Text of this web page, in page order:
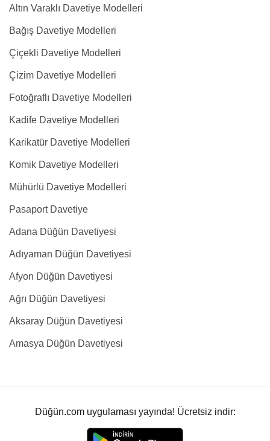
Altın Varaklı Davetiye Modelleri
Bağış Davetiye Modelleri
Çiçekli Davetiye Modelleri
Çizim Davetiye Modelleri
Fotoğraflı Davetiye Modelleri
Kadife Davetiye Modelleri
Karikatür Davetiye Modelleri
Komik Davetiye Modelleri
Mühürlü Davetiye Modelleri
Pasaport Davetiye
Adana Düğün Davetiyesi
Adıyaman Düğün Davetiyesi
Afyon Düğün Davetiyesi
Ağrı Düğün Davetiyesi
Aksaray Düğün Davetiyesi
Amasya Düğün Davetiyesi
Düğün.com uygulaması yayında! Ücretsiz indir: